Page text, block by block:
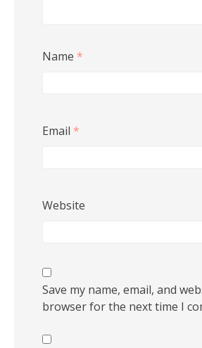
Name *
Email *
Website
Save my name, email, and
browser for the next time I